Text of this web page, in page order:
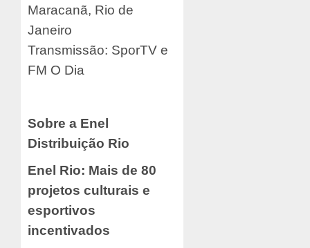
Maracanã, Rio de
Janeiro
Transmissão: SporTV e
FM O Dia
Sobre a Enel
Distribuição Rio
Enel Rio: Mais de 80
projetos culturais e
esportivos
incentivados